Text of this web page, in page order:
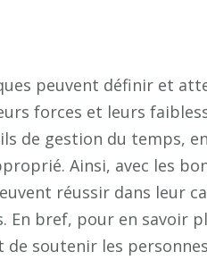
peuvent définir et
forces et leurs
de gestion du temps,
Ainsi, avec les
réussir dans leur
bref, pour en savoir
soutenir les